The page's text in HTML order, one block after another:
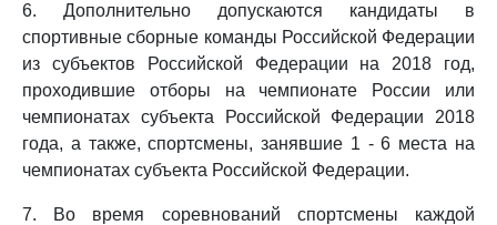
6. Дополнительно допускаются кандидаты в
спортивные сборные команды Российской Федерации
из субъектов Российской Федерации на 2018 год,
проходившие отборы на чемпионате России или
чемпионатах субъекта Российской Федерации 2018
года, а также, спортсмены, занявшие 1 - 6 места на
чемпионатах субъекта Российской Федерации.
7. Во время соревнований спортсмены каждой